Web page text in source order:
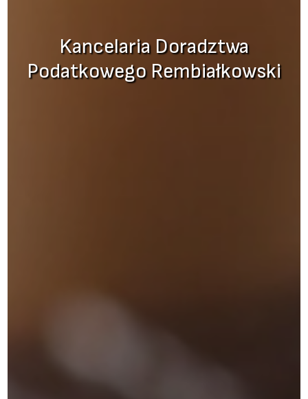
Kancelaria Doradztwa
Podatkowego Rembiałkowski
Kancelaria Doradztwa
Podatkowego Rembiałkowski